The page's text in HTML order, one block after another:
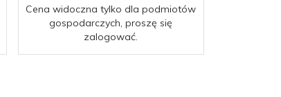
Cena widoczna tylko dla podmiotów
gospodarczych, proszę się
zalogować.